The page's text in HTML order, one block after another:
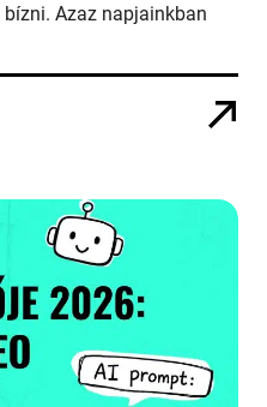
Azaz napjainkban